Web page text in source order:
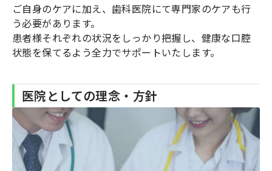
ご自身のケアに加え、歯科医院にて専門家のケアも行
う必要があります。
患者様それぞれの状況をしっかり把握し、健康な口腔
状態を保てるよう全力でサポートいたします。
医院としての理念・方針